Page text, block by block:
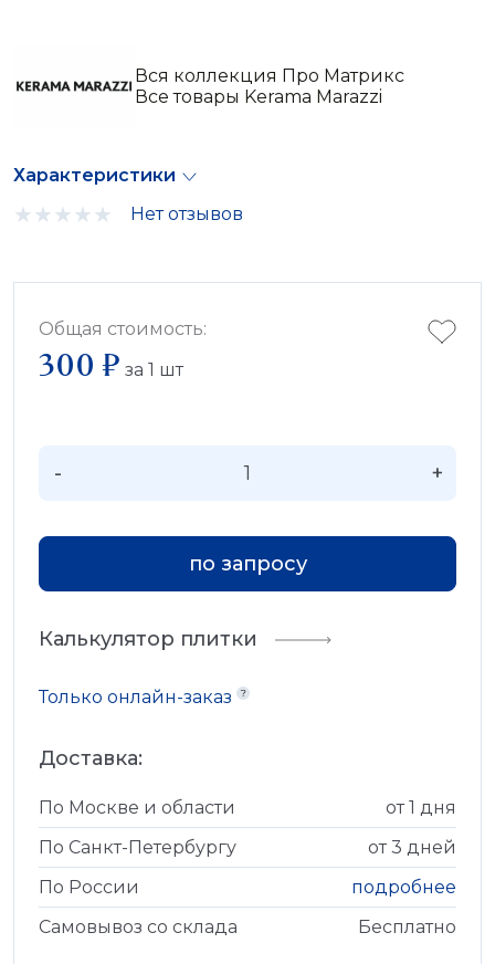
Вся коллекция Про Матрикс
Все товары Kerama Marazzi
Характеристики
Нет отзывов
Общая стоимость:
300 ₽ за 1 шт
- +
по запросу
Калькулятор плитки
Только онлайн-заказ
Доставка:
По Москве и области
от 1 дня
По Санкт-Петербургу
от 3 дней
По России
подробнее
Самовывоз со склада
Бесплатно